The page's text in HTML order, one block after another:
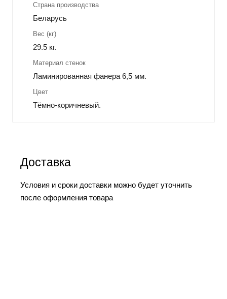
Страна производства
Беларусь
Вес (кг)
29.5 кг.
Материал стенок
Ламинированная фанера 6,5 мм.
Цвет
Тёмно-коричневый.
Доставка
Условия и сроки доставки можно будет уточнить
после оформления товара